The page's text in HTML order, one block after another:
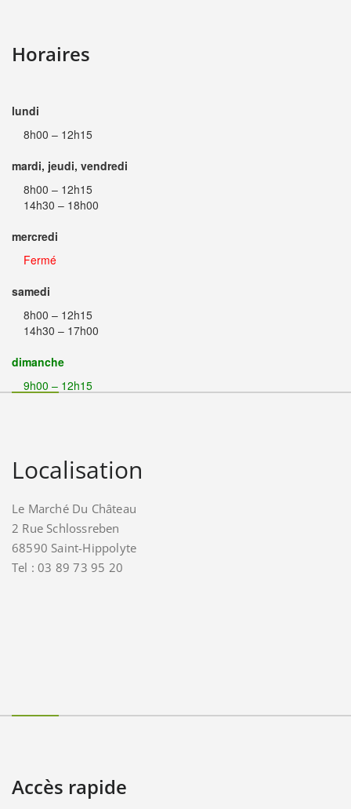
Horaires
lundi
8h00 – 12h15
mardi, jeudi, vendredi
8h00 – 12h15
14h30 – 18h00
mercredi
Fermé
samedi
8h00 – 12h15
14h30 – 17h00
dimanche
9h00 – 12h15
Localisation
Le Marché Du Château
2 Rue Schlossreben
68590 Saint-Hippolyte
Tel : 03 89 73 95 20
Accès rapide